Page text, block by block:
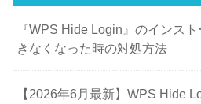
『WPS Hide Login』のインス
きなくなった時の対処方法
【2026年6月最新】WPS Hide